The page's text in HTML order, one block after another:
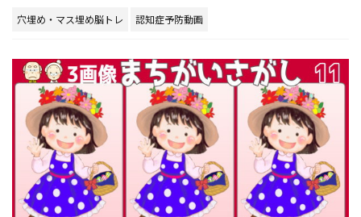
穴埋め・マス埋め脳トレ 認知症予防動画